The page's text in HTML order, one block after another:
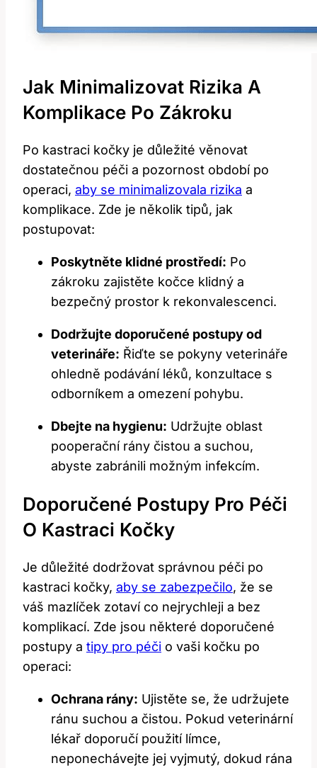
Jak Minimalizovat Rizika A
Komplikace Po Zákroku
Po kastraci kočky je důležité věnovat
dostatečnou péči a pozornost období po
operaci, aby se minimalizovala rizika a
komplikace. Zde je několik tipů, jak
postupovat:
Poskytněte klidné prostředí: Po
zákroku zajistěte kočce klidný a
bezpečný prostor k rekonvalescenci.
Dodržujte doporučené postupy od
veterináře: Řiďte se pokyny veterináře
ohledně podávání léků, konzultace s
odborníkem a omezení pohybu.
Dbejte na hygienu: Udržujte oblast
pooperační rány čistou a suchou,
abyste zabránili možným infekcím.
Doporučené Postupy Pro Péči
O Kastraci Kočky
Je důležité dodržovat správnou péči po
kastraci kočky, aby se zabezpečilo, že se
váš mazlíček zotaví co nejrychleji a bez
komplikací. Zde jsou některé doporučené
postupy a tipy pro péči o vaši kočku po
operaci:
Ochrana rány: Ujistěte se, že udržujete
ránu suchou a čistou. Pokud veterinární
lékař doporučí použití límce,
neponechávejte jej vyjmutý, dokud rána